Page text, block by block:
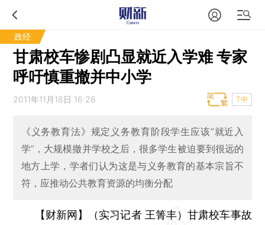
政经
甘肃校车惨剧凸显就近入学难 专家
呼吁慎重撤并中小学
2011年11月18日 16:26 T中
《义务教育法》规定义务教育阶段学生应该“就近入
学”，大规模撤并学校之后，很多学生被迫要到很远的
地方上学，学者们认为这是与义务教育的基本宗旨不
符，应推动公共教育资源的均衡分配
【财新网】（实习记者 王箐丰）甘肃校车事故